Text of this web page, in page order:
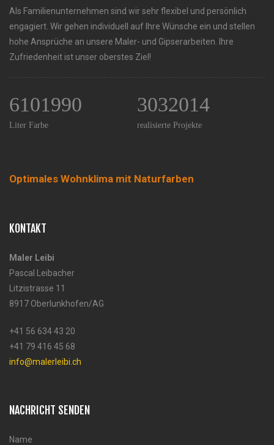
Als Familienunternehmen sind wir sehr flexibel und persönlich
engagiert. Wir gehen individuell auf Ihre Wünsche ein und stellen
hohe Ansprüche an unsere Maler- und Gipserarbeiten. Ihre
Zufriedenheit ist unser oberstes Ziel!
6101990
Liter Farbe
3032014
realisierte Projekte
Optimales Wohnklima mit Naturfarben
KONTAKT
Maler Leibi
Pascal Leibacher
Litzistrasse 11
8917 Oberlunkhofen/AG
+41 56 634 43 20
+41 79 416 45 68
info@malerleibi.ch
NACHRICHT SENDEN
Name